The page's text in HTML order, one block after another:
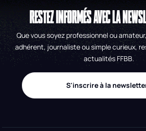
RESTEZ INFORMÉS AVEC LA
Que vous soyez professionnel ou
adhérent, journaliste ou simple curieux,
actualités FFBB.
S'inscrire à la